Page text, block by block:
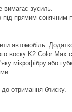
вимагає зусиль.
під прямим сонячним
автомобіль.
воску K2 Color Max
мікрофібру або
отримання блиску.